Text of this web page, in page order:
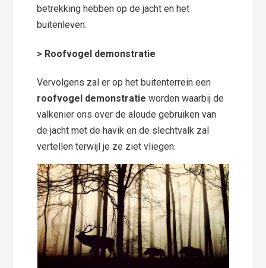
betrekking hebben op de jacht en het
buitenleven.
> Roofvogel demonstratie
Vervolgens zal er op het buitenterrein een
roofvogel demonstratie worden waarbij de
valkenier ons over de aloude gebruiken van
de jacht met de havik en de slechtvalk zal
vertellen terwijl je ze ziet vliegen.